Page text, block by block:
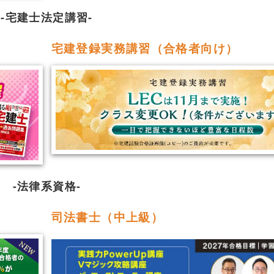
宅建士法定講習
宅建登録実務講習（合格者向け）
法律系資格
司法書士（中上級）